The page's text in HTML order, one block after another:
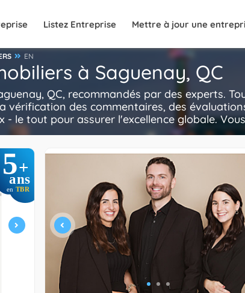
Listez Entreprise Mettre à jour une
EN
à Saguenay, QC
QC, recommandés par des experts.
vérification des commentaires, des
le tout pour assurer l'excellence globale.
5+
ans
en TBR